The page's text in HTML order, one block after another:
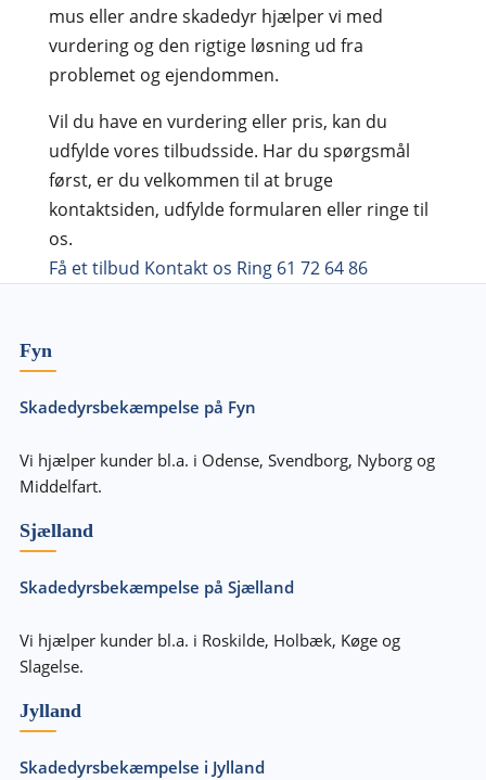
mus eller andre skadedyr hjælper vi med
vurdering og den rigtige løsning ud fra
problemet og ejendommen.
Vil du have en vurdering eller pris, kan du
udfylde vores tilbudsside. Har du spørgsmål
først, er du velkommen til at bruge
kontaktsiden, udfylde formularen eller ringe til
os.
Få et tilbud Kontakt os Ring 61 72 64 86
Fyn
Skadedyrsbekæmpelse på Fyn
Vi hjælper kunder bl.a. i Odense, Svendborg, Nyborg og
Middelfart.
Sjælland
Skadedyrsbekæmpelse på Sjælland
Vi hjælper kunder bl.a. i Roskilde, Holbæk, Køge og
Slagelse.
Jylland
Skadedyrsbekæmpelse i Jylland